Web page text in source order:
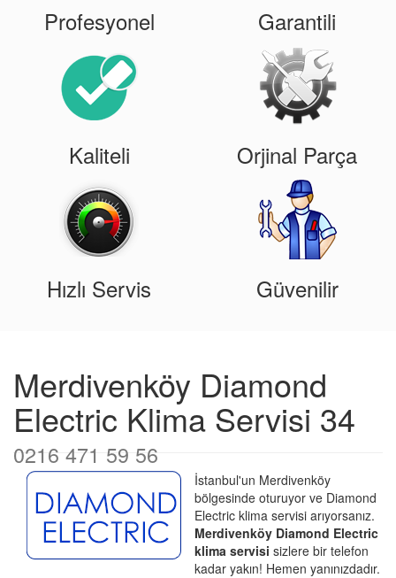
Profesyonel Garantili
Kaliteli Orjinal Parça
Hızlı Servis Güvenilir
Merdivenköy Diamond
Electric Klima Servisi 34
0216 471 59 56
İstanbul'un Merdivenköy
bölgesinde oturuyor ve Diamond
Electric klima servisi arıyorsanız.
Merdivenköy Diamond Electric
klima servisi sizlere bir telefon
kadar yakın! Hemen yanınızdadır.